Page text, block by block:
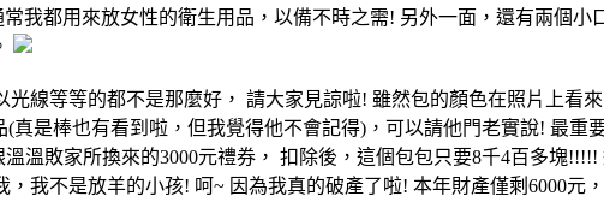
我都用來放女性的衛生用品，以備不時之需! 另外一面，還有兩個小
線等等的都不是那麼好， 請大家見諒啦! 雖然包的顏色在照片上看
是棒也有看到啦，但我覺得他不會記得)，可以請他門老實說! 最重
溫敗家所換來的3000元禮券， 扣除後，這個包包只要8千4百多塊
我不是放羊的小孩! 呵~ 因為我真的破產了啦! 本年財產僅剩6000元